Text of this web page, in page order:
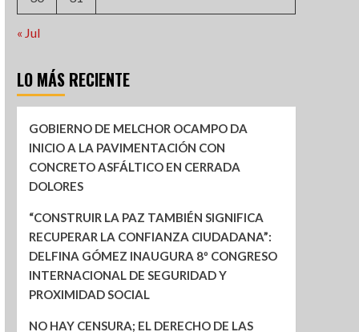
« Jul
LO MÁS RECIENTE
GOBIERNO DE MELCHOR OCAMPO DA
INICIO A LA PAVIMENTACIÓN CON
CONCRETO ASFÁLTICO EN CERRADA
DOLORES
“CONSTRUIR LA PAZ TAMBIÉN SIGNIFICA
RECUPERAR LA CONFIANZA CIUDADANA”:
DELFINA GÓMEZ INAUGURA 8º CONGRESO
INTERNACIONAL DE SEGURIDAD Y
PROXIMIDAD SOCIAL
NO HAY CENSURA; EL DERECHO DE LAS